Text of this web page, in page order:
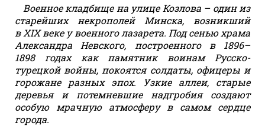
Военное кладбище на улице Козлова – один из
старейших некрополей Минска, возникший
в XIX веке у военного лазарета. Под сенью храма
Александра Невского, построенного в 1896–
1898 годах как памятник воинам Русско-
турецкой войны, покоятся солдаты, офицеры и
горожане разных эпох. Узкие аллеи, старые
деревья и потемневшие надгробия создают
особую мрачную атмосферу в самом сердце
города.